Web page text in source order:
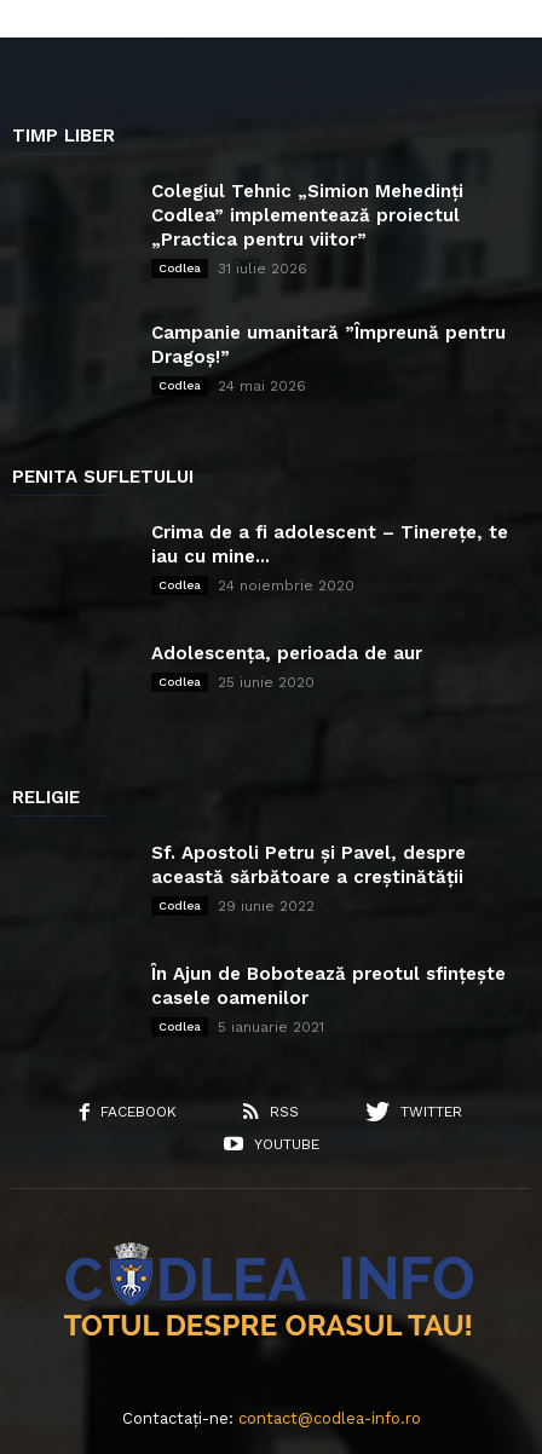
TIMP LIBER
Colegiul Tehnic „Simion Mehedinți
Codlea” implementează proiectul
„Practica pentru viitor”
Codlea 31 iulie 2026
Campanie umanitară ”Împreună pentru
Dragoș!”
Codlea 24 mai 2026
PENITA SUFLETULUI
Crima de a fi adolescent – Tinerețe, te
iau cu mine...
Codlea 24 noiembrie 2020
Adolescența, perioada de aur
Codlea 25 iunie 2020
RELIGIE
Sf. Apostoli Petru și Pavel, despre
această sărbătoare a creștinătății
Codlea 29 iunie 2022
În Ajun de Bobotează preotul sfințește
casele oamenilor
Codlea 5 ianuarie 2021
FACEBOOK RSS
TWITTER
YOUTUBE
Contactați-ne: contact@codlea-info.ro